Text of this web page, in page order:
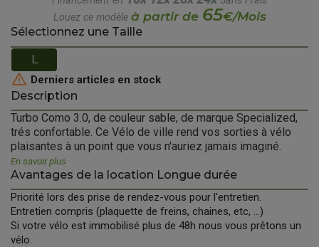
Louez ce modèle à partir de 65€/Mois
Sélectionnez une Taille
L
 Derniers articles en stock
Description
Turbo Como 3.0, de couleur sable, de marque Specialized,
trés confortable. Ce Vélo de ville rend vos sorties à vélo
plaisantes à un point que vous n'auriez jamais imaginé.
En savoir plus
Avantages de la location Longue durée
Priorité lors des prise de rendez-vous pour l'entretien.
Entretien compris (plaquette de freins, chaines, etc, ...)
Si votre vélo est immobilisé plus de 48h nous vous prêtons un
vélo.